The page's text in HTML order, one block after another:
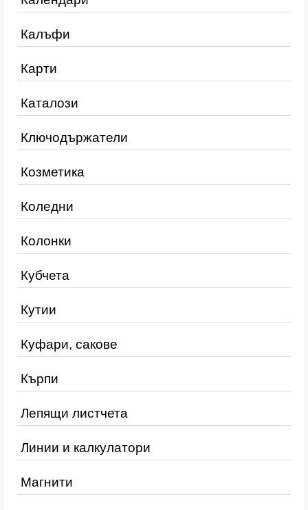
Калъфи
Карти
Каталози
Ключодържатели
Козметика
Коледни
Колонки
Кубчета
Кутии
Куфари, сакове
Кърпи
Лепящи листчета
Линии и калкулатори
Магнити